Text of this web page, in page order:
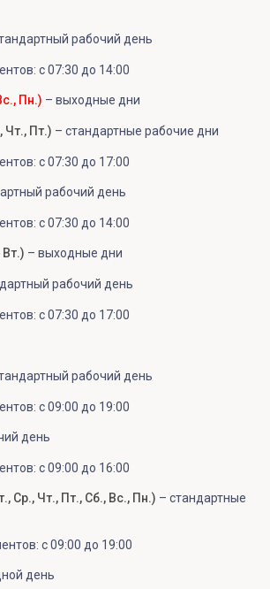
рабочий день
с 07:30 до 14:00
Пн.) – выходные дни
Чт., Пт.) – стандартные рабочие дни
с 07:30 до 17:00
рабочий день
с 07:30 до 14:00
Вт.) – выходные дни
рабочий день
с 07:30 до 17:00
рабочий день
с 09:00 до 19:00
день
с 09:00 до 16:00
Ср., Чт., Пт., Сб., Вс., Пн.) – стандартные
с 09:00 до 19:00
день